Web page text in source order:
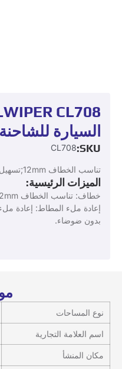
السيارة
SKU:
CL708
تناسب الخطاف 12mm;تسهيل التثبيت.
الميزات الرئيسية:
خطاف: تناسب الخطاف 12mm.
إعادة ملء المطاط: إعادة
بدون ضوضاء.
نوع المساحات
اسم العلامة التجارية
مكان المنشأ